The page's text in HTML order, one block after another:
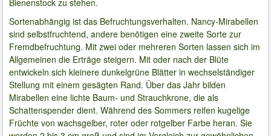
Sortenabhängig ist das Befruchtungsverhalten. Nancy-Mirabellen
sind selbstfruchtend, andere benötigen eine zweite Sorte zur
Fremdbefruchtung. Mit zwei oder mehreren Sorten lassen sich im
Allgemeinen die Erträge steigern. Mit oder nach der Blüte
entwickeln sich kleinere dunkelgrüne Blätter in wechselständiger
Stellung mit einem gesägten Rand. Über das Jahr bilden
Mirabellen eine lichte Baum- und Strauchkrone, die als
Schattenspender dient. Während des Sommers reifen kugelige
Früchte von wachsgelber, roter oder rotgelber Farbe heran. Sie